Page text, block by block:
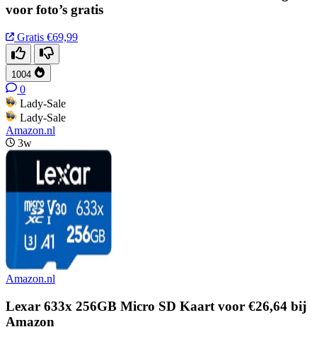
voor foto’s gratis
Gratis €69,99
1004
0
Lady-Sale
Lady-Sale
Amazon.nl
3w
Amazon.nl
Lexar 633x 256GB Micro SD Kaart voor €26,64 bij
Amazon